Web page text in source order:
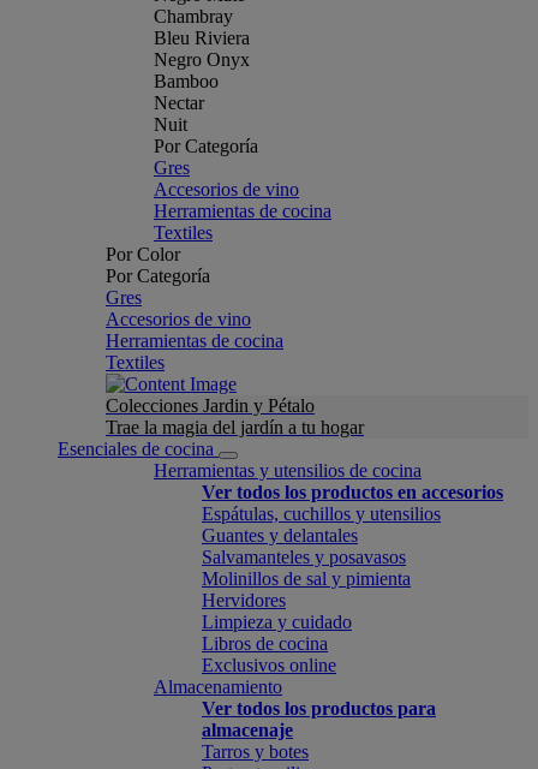
Chambray
Bleu Riviera
Negro Onyx
Bamboo
Nectar
Nuit
Por Categoría
Gres
Accesorios de vino
Herramientas de cocina
Textiles
Por Color
Por Categoría
Gres
Accesorios de vino
Herramientas de cocina
Textiles
Colecciones Jardin y Pétalo
Trae la magia del jardín a tu hogar
Esenciales de cocina
Herramientas y utensilios de cocina
Ver todos los productos en accesorios
Espátulas, cuchillos y utensilios
Guantes y delantales
Salvamanteles y posavasos
Molinillos de sal y pimienta
Hervidores
Limpieza y cuidado
Libros de cocina
Exclusivos online
Almacenamiento
Ver todos los productos para
almacenaje
Tarros y botes